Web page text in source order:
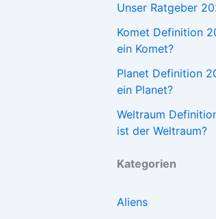
Unser Ratgeber
Komet Definition
ein Komet?
Planet Definition
ein Planet?
Weltraum
ist der Weltraum?
Kategorien
Aliens